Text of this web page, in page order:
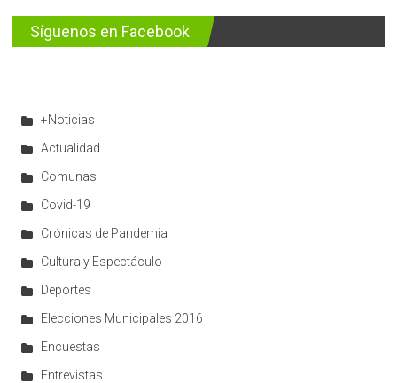
Síguenos en Facebook
+Noticias
Actualidad
Comunas
Covid-19
Crónicas de Pandemia
Cultura y Espectáculo
Deportes
Elecciones Municipales 2016
Encuestas
Entrevistas